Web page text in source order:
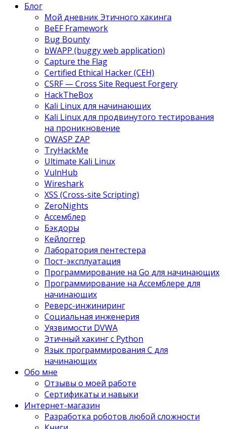
Блог
Мой дневник Этичного хакинга
BeEF Framework
Bug Bounty
bWAPP (buggy web application)
Capture the Flag
Certified Ethical Hacker (CEH)
CSRF — Cross Site Request Forgery
HackTheBox
Kali Linux для начинающих
Kali Linux для продвинутого тестирования
на проникновение
OWASP ZAP
TryHackMe
Ultimate Kali Linux
VulnHub
Wireshark
XSS (Cross-site Scripting)
ZeroNights
Ассемблер
Бэкдоры
Кейлоггер
Лаборатория пентестера
Пост-эксплуатация
Программирование на Go для начинающих
Программирование на Ассемблере для
начинающих
Реверс-инжиниринг
Социальная инженерия
Уязвимости DVWA
Этичный хакинг с Python
Язык программирования С для
начинающих
Обо мне
Отзывы о моей работе
Сертификаты и навыки
Интернет-магазин
Разработка роботов любой сложности